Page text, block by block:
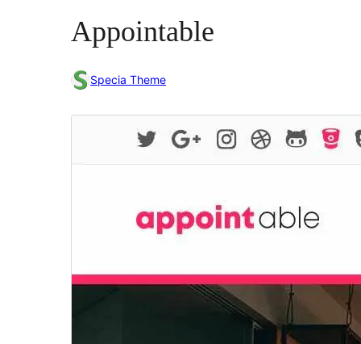
Appointable
Specia Theme